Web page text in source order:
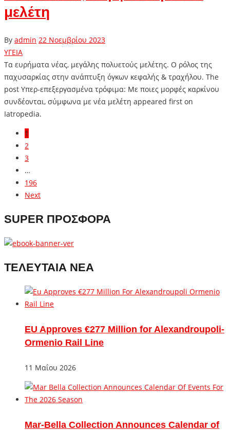
μελέτη
By admin 22 Νοεμβρίου 2023
ΥΓΕΙΑ
Τα ευρήματα νέας, μεγάλης πολυετούς μελέτης. Ο ρόλος της
παχυσαρκίας στην ανάπτυξη όγκων κεφαλής & τραχήλου. The
post Υπερ-επεξεργασμένα τρόφιμα: Με ποιες μορφές καρκίνου
συνδέονται, σύμφωνα με νέα μελέτη appeared first on
Iatropedia.
1
2
3
…
196
Next
SUPER ΠΡΟΣΦΟΡΑ
ΤΕΛΕΥΤΑΙΑ ΝΕΑ
EU Approves €277 Million for Alexandroupoli-
Ormenio Rail Line
11 Μαΐου 2026
Mar-Bella Collection Announces Calendar of